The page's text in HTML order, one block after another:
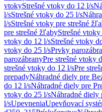
vtokyStrešné vtoky do 12 l/s
l/sStrešné vtoky do 25 l/s
l/sStrešné vtoky pre strešné
pre strešné žľabyStrešné
vtoky do 12 l/sStrešné vtoky
vtoky do 25 l/sPrvky
parozábranyPre strešné vtoky
strešné vtoky do 12 l/sPre
prepadyNáhradné diely pre
do 12 l/sNáhradné diely pre
vtoky do 25 l/sNáhradné diely
l/sUpevneniaUpevňovací